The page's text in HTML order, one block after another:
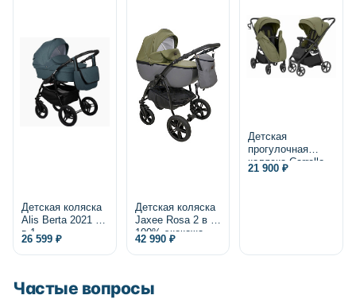
Детская коляска
Alis Berta 2021 2
в 1
26 599 ₽
Детская коляска
Jaxee Rosa 2 в 1,
100% экокожа
42 990 ₽
Детская
прогулочная
коляска Carrello
Bravo Lite CRL-
21 900 ₽
Частые вопросы